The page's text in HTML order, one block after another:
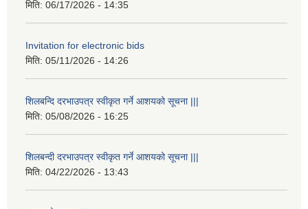
मिति: 06/17/2026 - 14:35
Invitation for electronic bids
मिति: 05/11/2026 - 14:26
शिलबन्दि दरभाउपत्र स्वीकृत गर्ने आशयको सूचना |||
मिति: 05/08/2026 - 16:25
शिलबन्दी दरभाउपत्र स्वीकृत गर्ने आशयको सूचना |||
मिति: 04/22/2026 - 13:43